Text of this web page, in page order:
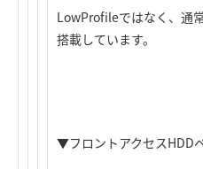
LowProfileではなく、通
搭載しています。
▼フロントアクセスHDD